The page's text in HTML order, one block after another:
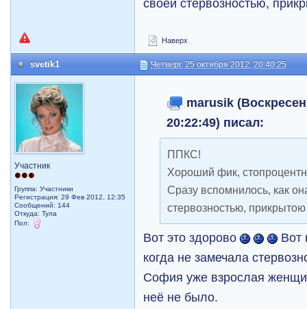
своей стервозностью,
Наверх
svetik1 Четверг, 25 октября 2012, 20:40:25
Участник
Группа: Участники
Регистрация: 29 Фев 2012, 12:35
Сообщений: 144
Откуда: Тула
Пол:
marusik
20:22:49) писал:
ППКС!
Хороший фик,
Сразу вспомнилось, как
стервозностью,
Вот это здорово
Вот
когда не замечала
София уже взрослая
неё не было.